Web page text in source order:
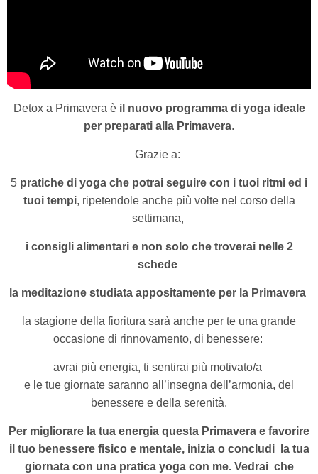
Detox a Primavera è il nuovo programma di yoga ideale
per preparati alla Primavera.
Grazie a:
5 pratiche di yoga che potrai seguire con i tuoi ritmi ed i
tuoi tempi, ripetendole anche più volte nel corso della
settimana,
i consigli alimentari e non solo che troverai nelle 2
schede
la meditazione studiata appositamente per la Primavera
la stagione della fioritura sarà anche per te una grande
occasione di rinnovamento, di benessere:
avrai più energia, ti sentirai più motivato/a
e le tue giornate saranno all’insegna dell’armonia, del
benessere e della serenità.
Per migliorare la tua energia questa Primavera e favorire
il tuo benessere fisico e mentale, inizia o concludi la tua
giornata con una pratica yoga con me. Vedrai che